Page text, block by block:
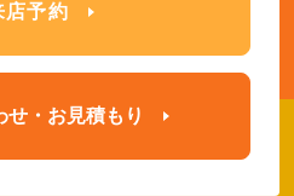
店予約
せ・お見積もり